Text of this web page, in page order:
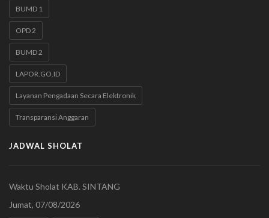
BUMD 1
OPD 2
BUMD 2
LAPOR.GO.ID
Layanan Pengadaan Secara Elektronik
Transparansi Anggaran
JADWAL SHOLAT
Waktu Sholat KAB. SINTANG
Jumat, 07/08/2026